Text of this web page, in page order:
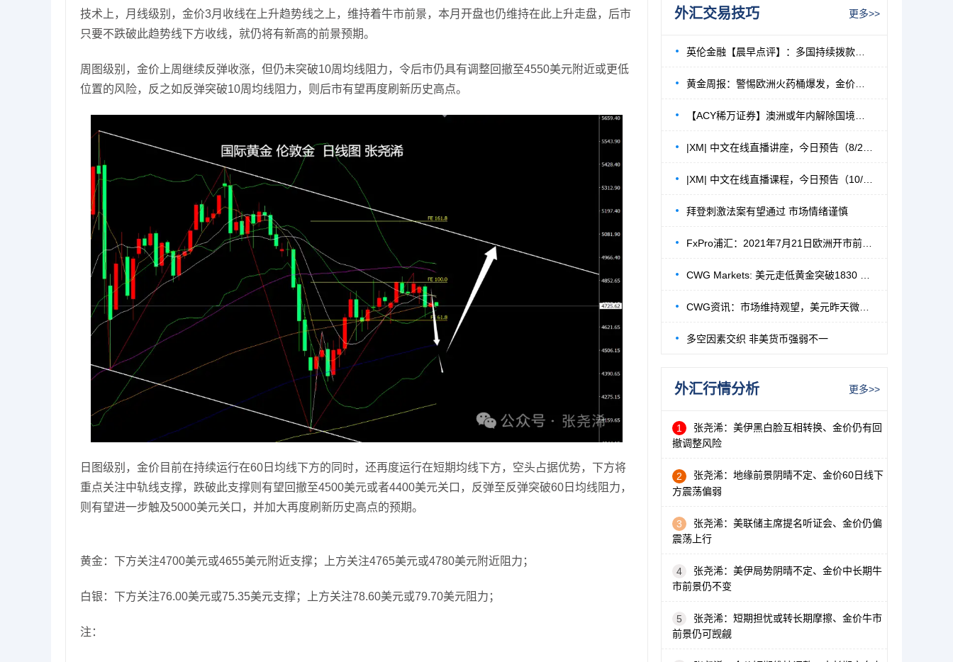
技术上，月线级别，金价3月收线在上升趋势线之上，维持着牛市前景，本月开盘也仍维持在此上升走盘，后市
只要不跌破此趋势线下方收线，就仍将有新高的前景预期。
周图级别，金价上周继续反弹收涨，但仍未突破10周均线阻力，令后市仍具有调整回撤至4550美元附近或更低
位置的风险，反之如反弹突破10周均线阻力，则后市有望再度刷新历史高点。
日图级别，金价目前在持续运行在60日均线下方的同时，还再度运行在短期均线下方，空头占据优势，下方将
重点关注中轨线支撑，跌破此支撑则有望回撤至4500美元或者4400美元关口，反弹至反弹突破60日均线阻力，
则有望进一步触及5000美元关口，并加大再度刷新历史高点的预期。
黄金：下方关注4700美元或4655美元附近支撑；上方关注4765美元或4780美元附近阻力；
白银：下方关注76.00美元或75.35美元支撑；上方关注78.60美元或79.70美元阻力；
注：
外汇交易技巧 更多>>
拜登刺激法案有望通过 市场情绪谨慎
多空因素交织 非美货币强弱不一
外汇行情分析 更多>>
1
张尧浠：美伊黑白脸互相转换、金价仍有回
撤调整风险
2
张尧浠：地缘前景阴晴不定、金价60日线下
方震荡偏弱
3
张尧浠：美联储主席提名听证会、金价仍偏
震荡上行
4
张尧浠：美伊局势阴晴不定、金价中长期牛
市前景仍不变
5
张尧浠：短期担忧或转长期摩擦、金价牛市
前景仍可觊觎